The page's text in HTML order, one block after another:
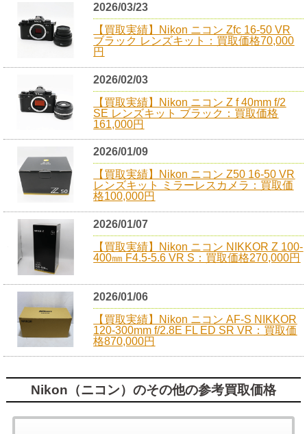
2026/03/23
【買取実績】Nikon ニコン Zfc 16-50 VR
ブラック レンズキット：買取価格70,000
円
2026/02/03
【買取実績】Nikon ニコン Z f 40mm f/2
SE レンズキット ブラック：買取価格
161,000円
2026/01/09
【買取実績】Nikon ニコン Z50 16-50 VR
レンズキット ミラーレスカメラ：買取価
格100,000円
2026/01/07
【買取実績】Nikon ニコン NIKKOR Z 100-
400㎜ F4.5-5.6 VR S：買取価格270,000円
2026/01/06
【買取実績】Nikon ニコン AF-S NIKKOR
120-300mm f/2.8E FL ED SR VR：買取価
格870,000円
Nikon（ニコン）のその他の参考買取価格